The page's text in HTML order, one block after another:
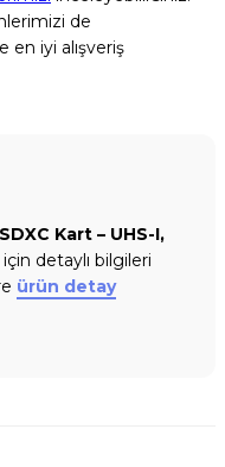
de
en iyi alışveriş
Kart – UHS-I,
için detaylı bilgileri
ürün detay